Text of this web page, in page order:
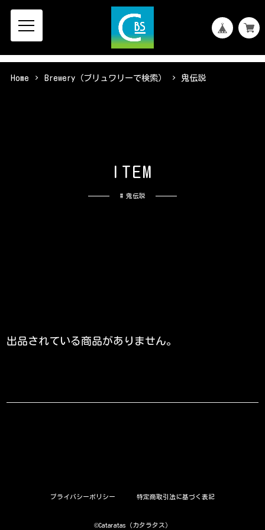
I TEM
# 鬼伝説
Home Brewery（ブリュワリーで検索） 鬼伝説
出品されている商品がありません。
プライバシーポリシー 特定商取引法に基づく表記
©︎Cataratas（カタラタス）